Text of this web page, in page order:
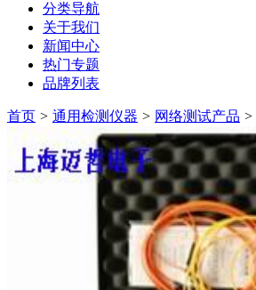
分类导航
关于我们
新闻中心
热门专题
品牌列表
首页 > 通用检测仪器 > 网络测试产品 >